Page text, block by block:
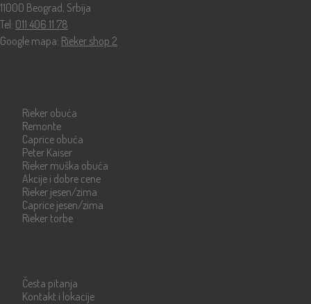
11000 Beograd, Srbija
Tel: 011 406 11 78
Google mapa: Rieker shop 2
Rieker obuća
Remonte
Caprice obuća
Peter Kaiser
Rieker muška obuća
Akcije i dobre cene
Rieker jesen/zima
Caprice jesen/zima
Rieker torbe
Česta pitanja
Kontakt i lokacije